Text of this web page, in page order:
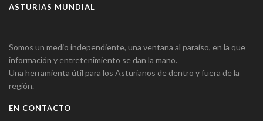
ASTURIAS MUNDIAL
Somos un medio independiente, una ventana al paraíso, en la que
información y entretenimiento se dan la mano.
Una herramienta útil para los Asturianos de dentro y fuera de la
región.
EN CONTACTO